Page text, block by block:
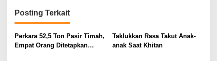
a
s
i
Posting Terkait
Perkara 52,5 Ton Pasir Timah,
Empat Orang Ditetapkan
Taklukkan Rasa Takut Anak-
anak Saat Khitan